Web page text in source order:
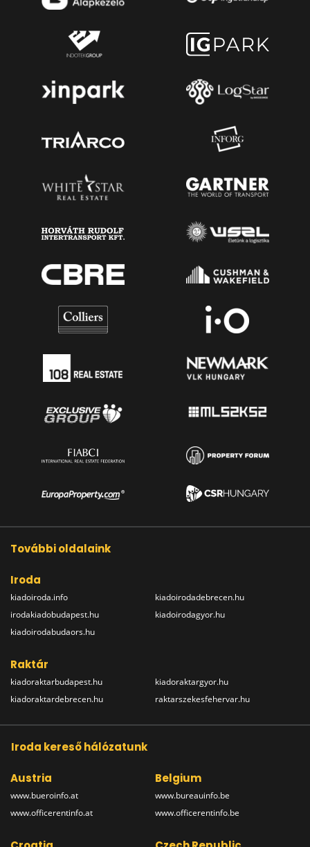
További oldalaink
Iroda
kiadoiroda.info
irodakiadobudapest.hu
kiadoirodabudaors.hu
kiadoirodadebrecen.hu
kiadoirodagyor.hu
Raktár
kiadoraktarbudapest.hu
kiadoraktardebrecen.hu
kiadoraktargyor.hu
raktarszekesfehervar.hu
Iroda kereső hálózatunk
Austria
www.bueroinfo.at
www.officerentinfo.at
Belgium
www.bureauinfo.be
www.officerentinfo.be